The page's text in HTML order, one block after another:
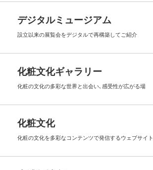
デジタルミュージアム
設立以来の展覧会をデジタルで再構築してご紹介
化粧文化ギャラリー
化粧の文化の多彩な世界と出会い､ 感受性が広がる場
化粧文化
化粧の文化を多彩なコンテンツで発信するウェブサイト